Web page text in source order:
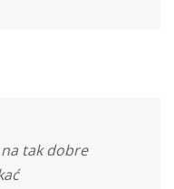
tak dobre